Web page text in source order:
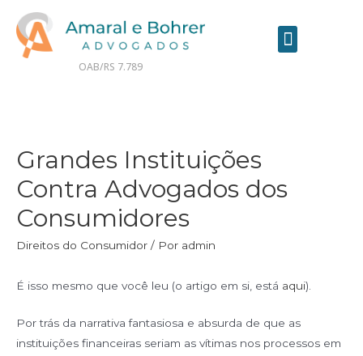
OAB/RS 7.789
Grandes Instituições
Contra Advogados dos
Consumidores
Direitos do Consumidor / Por admin
É isso mesmo que você leu (o artigo em si, está aqui).
Por trás da narrativa fantasiosa e absurda de que as
instituições financeiras seriam as vítimas nos processos em